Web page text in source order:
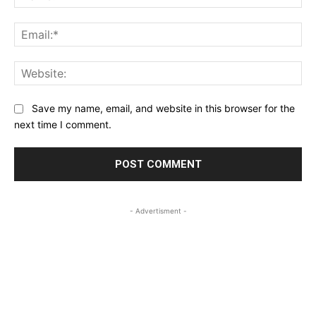
Save my name, email, and website in this browser for the
next time I comment.
- Advertisment -